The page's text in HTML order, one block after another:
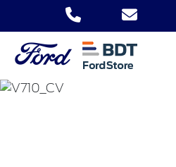
TRANSIT
CUSTOM